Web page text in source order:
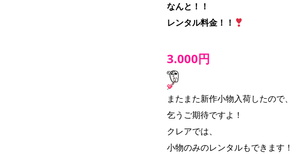
なんと！！
レンタル料金！！
3.000円
またまた新作小物入荷したので、
乞うご期待ですよ！
クレアでは、
小物のみのレンタルもできます！